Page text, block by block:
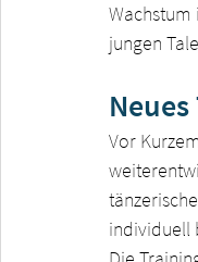
jungen
Vor
individuell